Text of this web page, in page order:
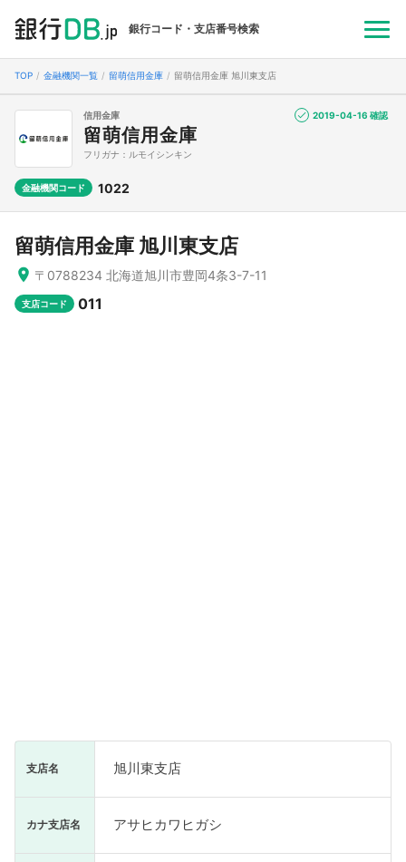
銀行コード・支店番号検索
TOP 金融機関一覧 留萌信用金庫 留萌信用金庫 旭川東支店
信用金庫
留萌信用金庫
フリガナ：ルモイシンキン
金融機関コード 1022
2019-04-16 確認
留萌信用金庫 旭川東支店
〒0788234 北海道旭川市豊岡4条3-7-11
支店コード 011
支店名 旭川東支店
カナ支店名 アサヒカワヒガシ